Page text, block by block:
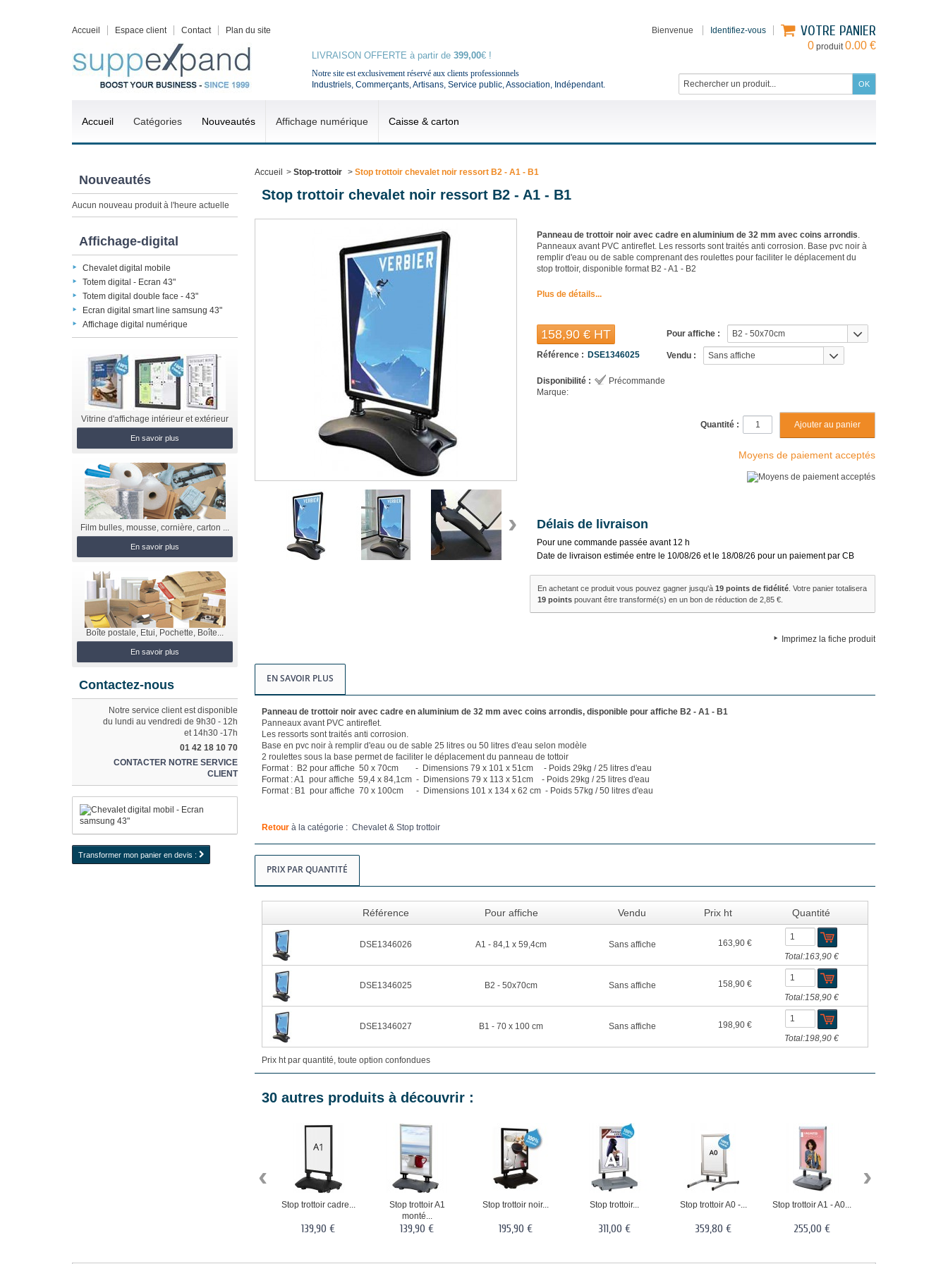
Accueil Espace client Contact Plan du site Bienvenue Identifiez-vous VOTRE PANIER
0 produit0.00 €
Notre site est exclusivement réservé aux clients professionnels
Industriels, Commerçants, Artisans, Service public, Association, Indépendant.
LIVRAISON OFFERTE à partir de 399,00€ !
Accueil Catégories Nouveautés Affichage numérique Caisse & carton
Nouveautés
Aucun nouveau produit à l'heure actuelle
Affichage-digital
Chevalet digital mobile
Totem digital - Ecran 43"
Totem digital double face - 43"
Ecran digital smart line samsung 43"
Affichage digital numérique
Vitrine d'affichage intérieur et extérieur
En savoir plus
Film bulles, mousse, cornière, carton ...
En savoir plus
Boîte postale, Etui, Pochette, Boîte...
En savoir plus
Contactez-nous
Notre service client est disponible
du lundi au vendredi de 9h30 - 12h
et 14h30 -17h
01 42 18 10 70
CONTACTER NOTRE SERVICE
CLIENT
Transformer mon panier en devis :
Accueil > Stop-trottoir > Stop trottoir chevalet noir ressort B2 - A1 - B1
Stop trottoir chevalet noir ressort B2 - A1 - B1
›
Panneau de trottoir noir avec cadre en aluminium de 32 mm avec coins arrondis.
Panneaux avant PVC antireflet. Les ressorts sont traités anti corrosion. Base pvc noir à
remplir d'eau ou de sable comprenant des roulettes pour faciliter le déplacement du
stop trottoir, disponible format B2 - A1 - B2
Plus de détails...
Pour affiche : B2 - 50x70cm
Vendu : Sans affiche
158,90 €HT
Référence : DSE1346025
Disponibilité :
Précommande
Marque:
Quantité :
Moyens de paiement acceptés
Délais de livraison
Pour une commande passée avant 12 h
Date de livraison estimée entre le 10/08/26 et le 18/08/26 pour un paiement par CB
En achetant ce produit vous pouvez gagner jusqu'à19 points de fidélité . Votre panier totalisera
19 points pouvant être transformé(s) en un bon de réduction de2,85 €
Imprimez la fiche produit
EN SAVOIR PLUS
Panneau de trottoir noir avec cadre en aluminium de 32 mm avec coins arrondis, disponible pour affiche B2 - A1 - B1
Panneaux avant PVC antireflet.
Les ressorts sont traités anti corrosion.
Baseen pvc noir à remplir d'eau ou de sable 25 litres ou 50 litres d'eau selon modèle
2 roulettes sous la base permet de faciliter le déplacement du panneau de tottoir
Format : B2 pour affiche 50 x 70cm - Dimensions 79 x 101 x 51cm - Poids 29kg / 25 litres d'eau
Format : A1 pour affiche 59,4 x 84,1cm - Dimensions 79 x 113 x 51cm - Poids 29kg / 25 litres d'eau
Format : B1 pour affiche 70 x 100cm - Dimensions 101 x 134 x 62 cm - Poids 57kg / 50 litres d'eau
Retour à la catégorie : Chevalet & Stop trottoir
PRIX PAR QUANTITÉ
Référence Pour affiche Vendu Prix ht Quantité
DSE1346026 A1 - 84,1 x 59,4cm Sans affiche
163,90 €
Total:163,90 €
DSE1346025 B2 - 50x70cm Sans affiche
158,90 €
Total:158,90 €
DSE1346027 B1 - 70 x 100 cm Sans affiche
198,90 €
Total:198,90 €
Prix ht par quantité, toute option confondues
30 autres produits à découvrir :
Stop trottoir cadre...
139,90 €
Stop trottoir A1
monté...
139,90 €
Stop trottoir noir...
195,90 €
Stop trottoir...
311,00 €
Stop trottoir A0 -...
359,80 €
Stop trottoir A1 - A0...
255,00 €
‹ ›